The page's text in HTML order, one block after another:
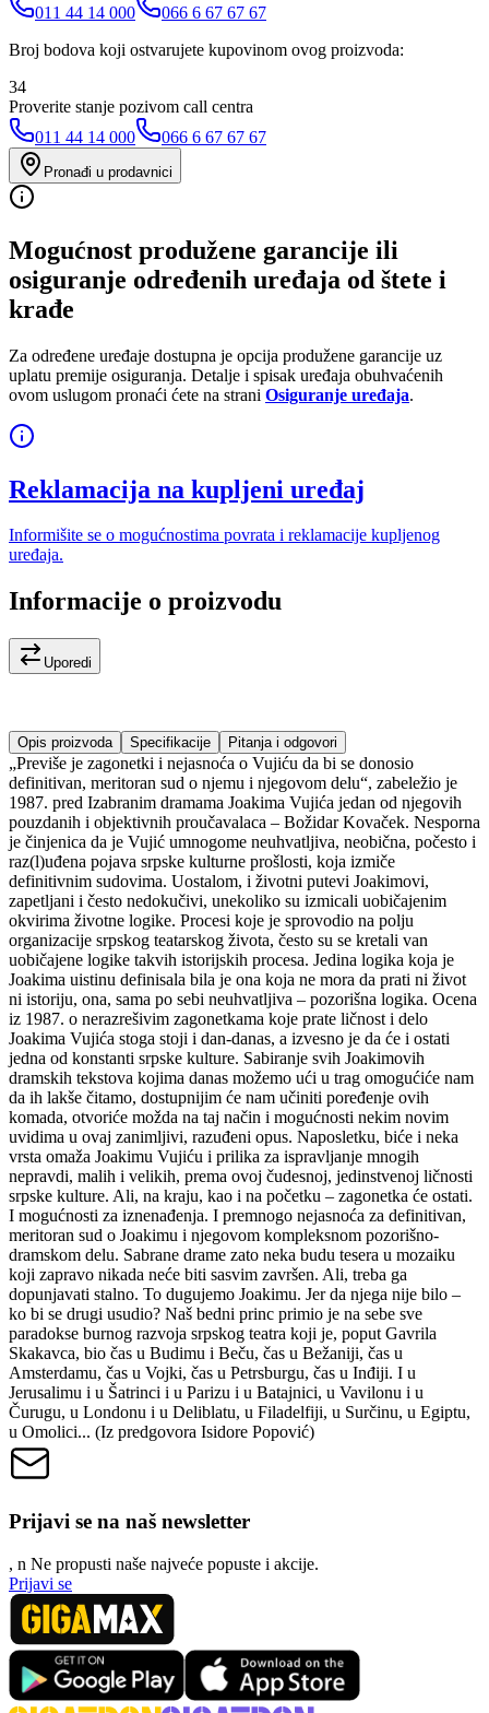
011 44 14 000
066 6 67 67 67
Broj bodova koji ostvarujete kupovinom ovog proizvoda:
34
Proverite stanje pozivom call centra
011 44 14 000
066 6 67 67 67
Pronađi u prodavnici
Mogućnost produžene garancije ili
osiguranje određenih uređaja od štete i
krađe
Za određene uređaje dostupna je opcija produžene garancije uz
uplatu premije osiguranja. Detalje i spisak uređaja obuhvaćenih
ovom uslugom pronaći ćete na strani Osiguranje uređaja.
Reklamacija na kupljeni uređaj
Informišite se o mogućnostima povrata i reklamacije kupljenog
uređaja.
Informacije o proizvodu
Uporedi
Opis proizvoda Specifikacije Pitanja i odgovori
„Previše je zagonetki i nejasnoća o Vujiću da bi se donosio
definitivan, meritoran sud o njemu i njegovom delu“, zabeležio je
1987. pred Izabranim dramama Joakima Vujića jedan od njegovih
pouzdanih i objektivnih proučavalaca – Božidar Kovaček. Nesporna
je činjenica da je Vujić umnogome neuhvatlјiva, neobična, počesto i
raz(l)uđena pojava srpske kulturne prošlosti, koja izmiče
definitivnim sudovima. Uostalom, i životni putevi Joakimovi,
zapetlјani i često nedokučivi, unekoliko su izmicali uobičajenim
okvirima životne logike. Procesi koje je sprovodio na polјu
organizacije srpskog teatarskog života, često su se kretali van
uobičajene logike takvih istorijskih procesa. Jedina logika koja je
Joakima uistinu definisala bila je ona koja ne mora da prati ni život
ni istoriju, ona, sama po sebi neuhvatlјiva – pozorišna logika. Ocena
iz 1987. o nerazrešivim zagonetkama koje prate ličnost i delo
Joakima Vujića stoga stoji i dan-danas, a izvesno je da će i ostati
jedna od konstanti srpske kulture. Sabiranje svih Joakimovih
dramskih tekstova kojima danas možemo ući u trag omogućiće nam
da ih lakše čitamo, dostupnijim će nam učiniti poređenje ovih
komada, otvoriće možda na taj način i mogućnosti nekim novim
uvidima u ovaj zanimlјivi, razuđeni opus. Naposletku, biće i neka
vrsta omaža Joakimu Vujiću i prilika za ispravlјanje mnogih
nepravdi, malih i velikih, prema ovoj čudesnoj, jedinstvenoj ličnosti
srpske kulture. Ali, na kraju, kao i na početku – zagonetka će ostati.
I mogućnosti za iznenađenja. I premnogo nejasnoća za definitivan,
meritoran sud o Joakimu i njegovom kompleksnom pozorišno-
dramskom delu. Sabrane drame zato neka budu tesera u mozaiku
koji zapravo nikada neće biti sasvim završen. Ali, treba ga
dopunjavati stalno. To dugujemo Joakimu. Jer da njega nije bilo –
ko bi se drugi usudio? Naš bedni princ primio je na sebe sve
paradokse burnog razvoja srpskog teatra koji je, poput Gavrila
Skakavca, bio čas u Budimu i Beču, čas u Bežaniji, čas u
Amsterdamu, čas u Vojki, čas u Petrsburgu, čas u Inđiji. I u
Jerusalimu i u Šatrinci i u Parizu i u Batajnici, u Vavilonu i u
Čurugu, u Londonu i u Deliblatu, u Filadelfiji, u Surčinu, u Egiptu,
u Omolici... (Iz predgovora Isidore Popović)
Prijavi se na naš newsletter
, n Ne propusti naše najveće popuste i akcije.
Prijavi se